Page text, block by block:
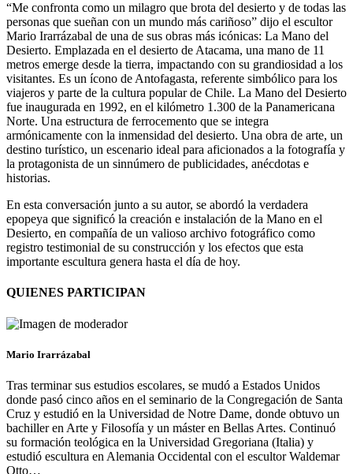
“Me confronta como un milagro que brota del desierto y de todas las
personas que sueñan con un mundo más cariñoso” dijo el escultor
Mario Irarrázabal de una de sus obras más icónicas: La Mano del
Desierto. Emplazada en el desierto de Atacama, una mano de 11
metros emerge desde la tierra, impactando con su grandiosidad a los
visitantes. Es un ícono de Antofagasta, referente simbólico para los
viajeros y parte de la cultura popular de Chile. La Mano del Desierto
fue inaugurada en 1992, en el kilómetro 1.300 de la Panamericana
Norte. Una estructura de ferrocemento que se integra
armónicamente con la inmensidad del desierto. Una obra de arte, un
destino turístico, un escenario ideal para aficionados a la fotografía y
la protagonista de un sinnúmero de publicidades, anécdotas e
historias.
En esta conversación junto a su autor, se abordó la verdadera
epopeya que significó la creación e instalación de la Mano en el
Desierto, en compañía de un valioso archivo fotográfico como
registro testimonial de su construcción y los efectos que esta
importante escultura genera hasta el día de hoy.
QUIENES PARTICIPAN
Mario Irarrázabal
Tras terminar sus estudios escolares, se mudó a Estados Unidos
donde pasó cinco años en el seminario de la Congregación de Santa
Cruz y estudió en la Universidad de Notre Dame, donde obtuvo un
bachiller en Arte y Filosofía y un máster en Bellas Artes. Continuó
su formación teológica en la Universidad Gregoriana (Italia) y
estudió escultura en Alemania Occidental con el escultor Waldemar
Otto…